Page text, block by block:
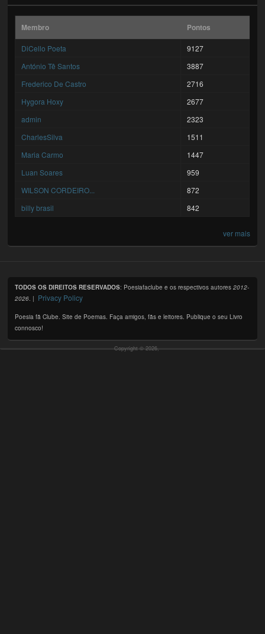
Membro Pontos
DiCello Poeta
9127
António Tê Santos
3887
Frederico De Castro
2716
Hygora Hoxy
2677
admin
2323
CharlesSilva
1511
Maria Carmo
1447
Luan Soares
959
WILSON CORDEIRO...
872
billy brasil
842
ver mais
TODOS OS DIREITOS RESERVADOS: Poesiafaclube e os respectivos autores2012-
2026. | Privacy Policy
Poesia fã Clube. Site de Poemas. Faça amigos, fãs e leitores. Publique o seu Livro
connosco!
Copyright © 2026,